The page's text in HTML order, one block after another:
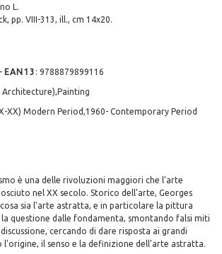
L.
pp. VIII-313, ill., cm 14x20.
- EAN13 :9788879899116
Architecture),Painting
XX) Modern Period,1960- Contemporary Period
è una delle rivoluzioni maggiori che l'arte
nel XX secolo. Storico dell'arte, Georges
sia l'arte astratta, e in particolare la pittura
questione dalle fondamenta, smontando falsi miti
cercando di dare risposta ai grandi
l'origine, il senso e la definizione dell'arte astratta.